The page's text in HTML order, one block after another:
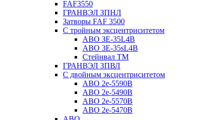
FAF3550
ГРАНВЭЛ ЗПНЛ
Затворы FAF 3500
С тройным эксцентриситетом
ABO ЗE-35L4B
ABO 3E-35sL4B
Стейнвал ТМ
ГРАНВЭЛ ЗПВЛ
С двойным эксцентриситетом
ABO 2e-5590B
ABO 2е-5490B
ABO 2е-5570B
ABO 2е-5470B